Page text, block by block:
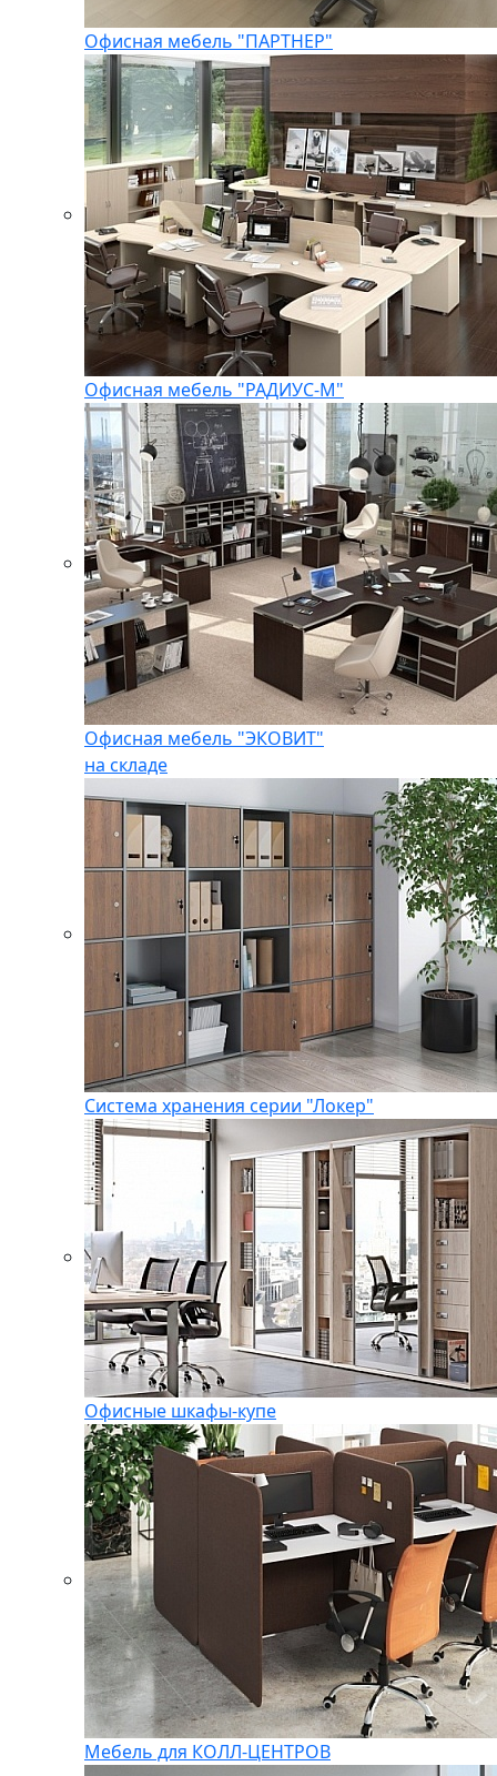
Офисная мебель "ПАРТНЕР"
Офисная мебель "РАДИУС-М"
Офисная мебель "ЭКОВИТ"
на складе
Система хранения серии "Локер"
Офисные шкафы-купе
Мебель для КОЛЛ-ЦЕНТРОВ